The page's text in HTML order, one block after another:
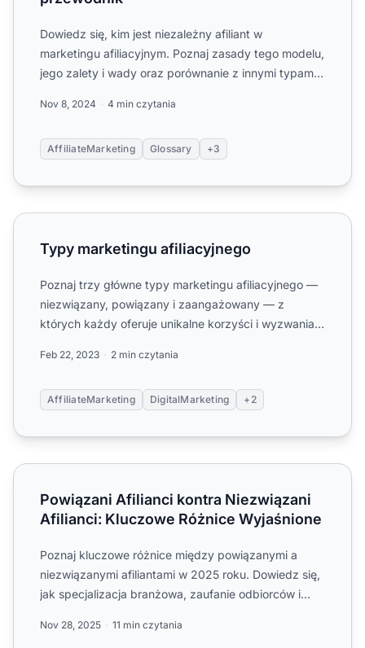
Dowiedz się, kim jest niezależny afiliant w
marketingu afiliacyjnym. Poznaj zasady tego modelu,
jego zalety i wady oraz porównanie z innymi typami
Nov 8, 2024 4 min czytania
AffiliateMarketing Glossary +3
Typy marketingu afiliacyjnego
Typy marketingu afiliacyjnego
Poznaj trzy główne typy marketingu afiliacyjnego —
niezwiązany, powiązany i zaangażowany — z
których każdy oferuje unikalne korzyści i wyzwania.
Feb 22, 2023 2 min czytania
AffiliateMarketing DigitalMarketing +2
Powiązani Afilianci kontra Niezwiązani Afilianci:
Powiązani Afilianci kontra Niezwiązani
Afilianci: Kluczowe Różnice Wyjaśnione
Poznaj kluczowe różnice między powiązanymi a
niezwiązanymi afiliantami w 2025 roku. Dowiedz się,
jak specjalizacja branżowa, zaufanie odbiorców i
Nov 28, 2025 11 min czytania